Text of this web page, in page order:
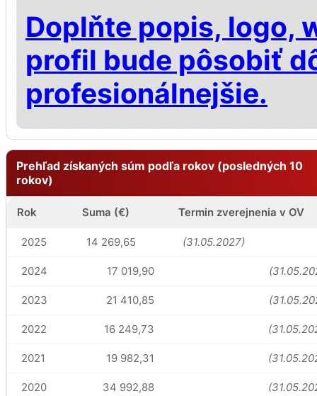
Doplňte popis, logo,
profil bude pôsobiť
profesionálnejšie.
Prehľad získaných súm podľa rokov (posledných 10
rokov)
Rok Suma (€) Termin zverejnenia v OV
2025 14 269,65 (31.05.2027)
2024 17 019,90
2023 21 410,85
2022 16 249,73
2021 19 982,31
2020 34 992,88